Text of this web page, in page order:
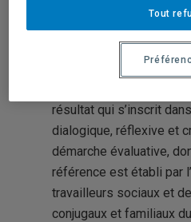
L’évaluation du
effectuée par les
résultat qui s’inscrit
dialogique, réflexive et
démarche évaluative,
référence est établi par
travailleurs sociaux et
conjugaux et familiaux
Tout